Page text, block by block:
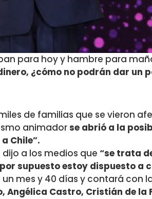
para hoy y hambre para
¿cómo no podrán dar un
de familias que se vieron
animadorse abrió a la
Chile”.
dijo a los medios que “se trata
supuesto estoy dispuesto a
mes y 40 días y contará con
Angélica Castro, Cristián de la